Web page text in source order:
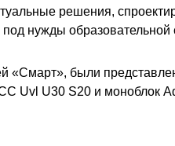
решения,
нужды
«Смарт», были
Uvl U30 S20 и моноблок